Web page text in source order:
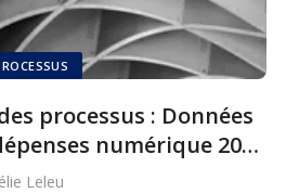
processus : Données
numérique 2025
Leleu